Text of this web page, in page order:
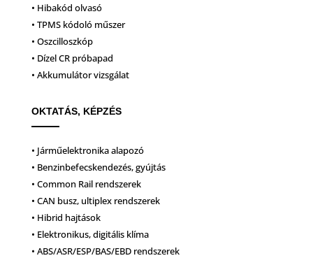
• Hibakód olvasó
• TPMS kódoló műszer
• Oszcilloszkóp
• Dízel CR próbapad
• Akkumulátor vizsgálat
OKTATÁS, KÉPZÉS
• Járműelektronika alapozó
• Benzinbefecskendezés, gyújtás
• Common Rail rendszerek
• CAN busz, ultiplex rendszerek
• Hibrid hajtások
• Elektronikus, digitális klíma
• ABS/ASR/ESP/BAS/EBD rendszerek